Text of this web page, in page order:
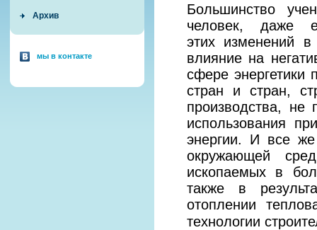
Архив
мы в контакте
Большинство
человек, даже
этих изменений
влияние на
сфере
стран и стран,
производства, не
использования
энергии. И все
окружающей
ископаемых в
также в
отоплении
технологии